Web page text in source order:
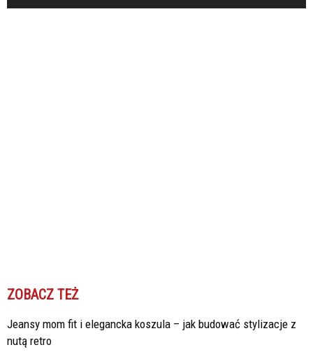
ZOBACZ TEŻ
Jeansy mom fit i elegancka koszula – jak budować stylizacje z
nutą retro